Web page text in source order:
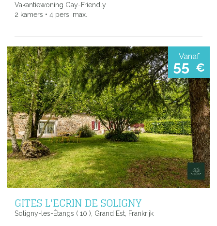
Vakantiewoning Gay-Friendly
2 kamers • 4 pers. max.
Vanaf
55 €
GITES L'ECRIN DE SOLIGNY
Soligny-les-Étangs ( 10 ), Grand Est, Frankrijk